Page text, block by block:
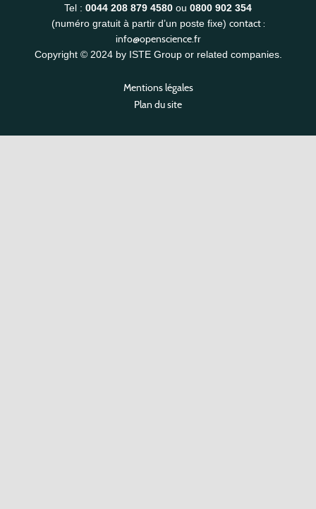
Tel : 0044 208 879 4580 ou 0800 902 354
(numéro gratuit à partir d’un poste fixe) contact :
info@openscience.fr
Copyright © 2024 by ISTE Group or related companies.
Mentions légales
Plan du site